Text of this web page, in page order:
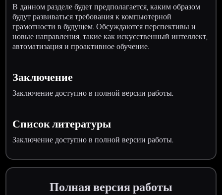
В данном разделе будет предполагается, каким образом
будут развиваться требования к компьютерной
грамотности в будущем. Обсуждаются перспективы и
новые направления, такие как искусственный интеллект,
автоматизация и проактивное обучение.
Заключение
Заключение доступно в полной версии работы.
Список литературы
Заключение доступно в полной версии работы.
Полная версия работы